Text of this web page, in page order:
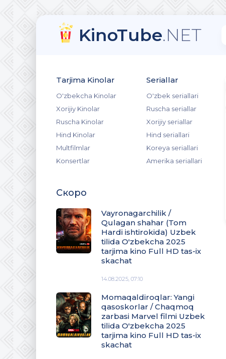
KinoTube.NET
Tarjima Kinolar
O'zbekcha Kinolar
Xorijiy Kinolar
Ruscha Kinolar
Hind Kinolar
Multfilmlar
Konsertlar
Seriallar
O'zbek seriallari
Ruscha seriallar
Xorijiy seriallar
Hind seriallari
Koreya seriallari
Amerika seriallari
Скоро
Vayronagarchilik /
Qulagan shahar (Tom
Hardi ishtirokida) Uzbek
tilida O'zbekcha 2025
tarjima kino Full HD tas-ix
skachat
14.08.2025, 07:10
Momaqaldiroqlar: Yangi
qasoskorlar / Chaqmoq
zarbasi Marvel filmi Uzbek
tilida O'zbekcha 2025
tarjima kino Full HD tas-ix
skachat